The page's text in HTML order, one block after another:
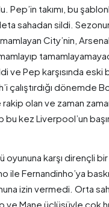
Pep’in takımı, bu
sahadan sildi. Sezonun
City’nin,
ve Pep karşısında eski
çalıştırdığı dönemde
olan ve zaman
bu kez Liverpool’un
oyununa karşı dirençli
ile Fernandinho’ya
izin vermedi. Orta
ve Mane üçlüsüyle çok